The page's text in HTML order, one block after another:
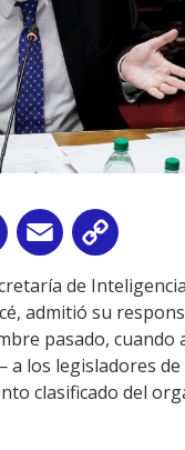
WhatsApp
Email
Link
de
admitió su
pasado,
los legisladores
clasificado del